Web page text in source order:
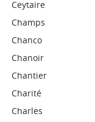
Ceytaire
Champs
Chanco
Chanoir
Chantier
Charité
Charles